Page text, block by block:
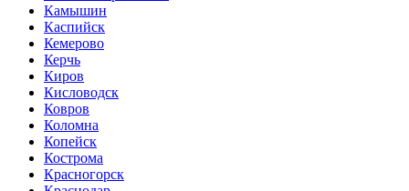
Камышин
Каспийск
Кемерово
Керчь
Киров
Кисловодск
Ковров
Коломна
Копейск
Кострома
Красногорск